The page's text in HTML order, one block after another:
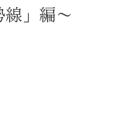
」編〜